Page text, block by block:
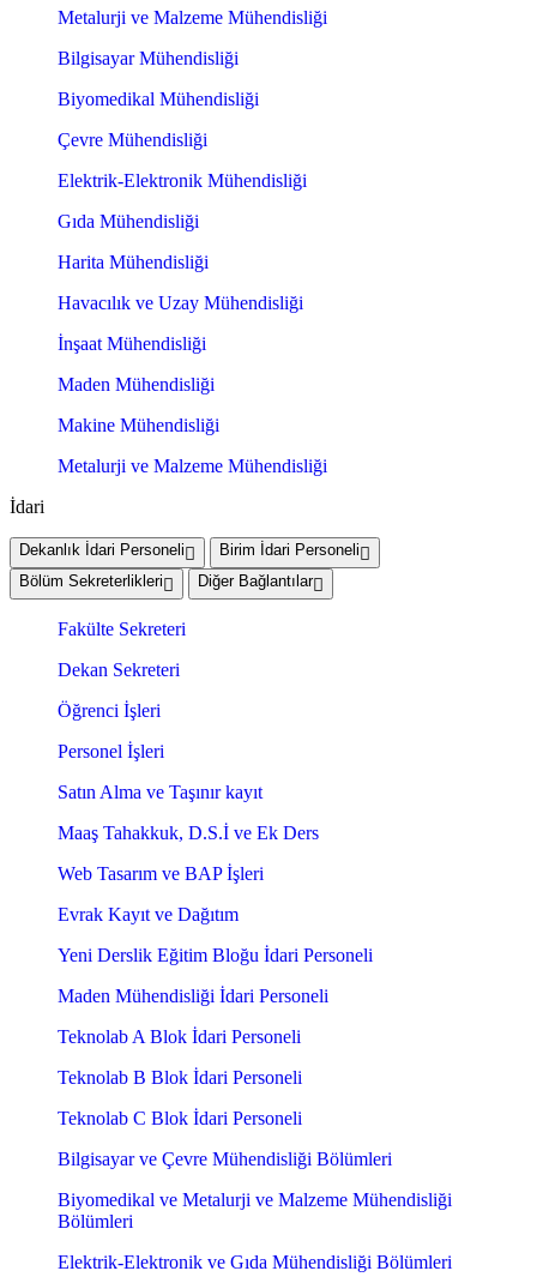
Metalurji ve Malzeme Mühendisliği
Bilgisayar Mühendisliği
Biyomedikal Mühendisliği
Çevre Mühendisliği
Elektrik-Elektronik Mühendisliği
Gıda Mühendisliği
Harita Mühendisliği
Havacılık ve Uzay Mühendisliği
İnşaat Mühendisliği
Maden Mühendisliği
Makine Mühendisliği
Metalurji ve Malzeme Mühendisliği
İdari
Dekanlık İdari Personeli
Birim İdari Personeli
Bölüm Sekreterlikleri
Diğer Bağlantılar
Fakülte Sekreteri
Dekan Sekreteri
Öğrenci İşleri
Personel İşleri
Satın Alma ve Taşınır kayıt
Maaş Tahakkuk, D.S.İ ve Ek Ders
Web Tasarım ve BAP İşleri
Evrak Kayıt ve Dağıtım
Yeni Derslik Eğitim Bloğu İdari Personeli
Maden Mühendisliği İdari Personeli
Teknolab A Blok İdari Personeli
Teknolab B Blok İdari Personeli
Teknolab C Blok İdari Personeli
Bilgisayar ve Çevre Mühendisliği Bölümleri
Biyomedikal ve Metalurji ve Malzeme Mühendisliği
Bölümleri
Elektrik-Elektronik ve Gıda Mühendisliği Bölümleri